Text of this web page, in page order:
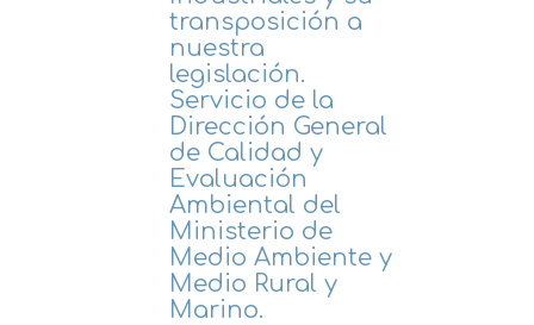
transposición a
nuestra
legislación.
Servicio de la
Dirección General
de Calidad y
Evaluación
Ambiental del
Ministerio de
Medio Ambiente y
Medio Rural y
Marino.